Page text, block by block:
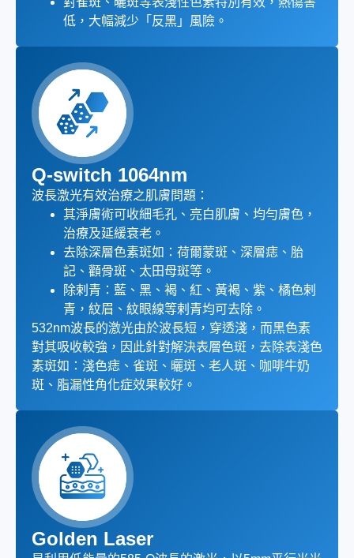
低，大幅減少「反黑」風險。
Q-switch 1064nm
波長激光有效治療之肌膚問題：
其淨膚術可收細毛孔、亮白肌膚、均勻膚色，
治療及延緩衰老。
去除深層色素斑如：荷爾蒙斑、深層痣、胎
記、顴骨斑、太田母斑等。
除剌青：藍、黑、褐、紅、黃褐、紫、橘色剌
青，紋眉、紋眼線等剌青均可去除。
532nm波長的激光由於波長短，穿透淺，而黑色素
對其吸收較強，因此針對解決表層色斑，去除表淺色
素斑如：淺色痣、雀斑、曬斑、老人斑、咖啡牛奶
斑、脂漏性角化症效果較好。
Golden Laser